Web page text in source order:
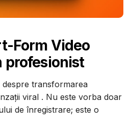
Form Video
profesionist
transformarea
viral . Nu este vorba doar
de înregistrare; este o